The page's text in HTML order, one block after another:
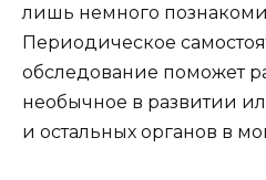
лишь немного
Периодическое
обследование поможет
необычное в развитии
и остальных органов в